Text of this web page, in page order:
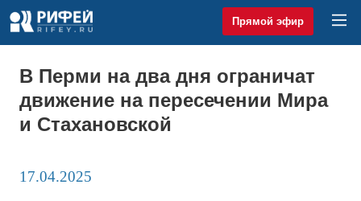
Прямой эфир
В Перми на два дня ограничат
движение на пересечении Мира
и Стахановской
17.04.2025